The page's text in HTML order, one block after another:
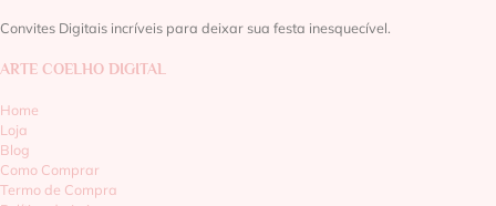
Convites Digitais incríveis para deixar sua festa inesquecível.
ARTE COELHO DIGITAL
Home
Loja
Blog
Como Comprar
Termo de Compra